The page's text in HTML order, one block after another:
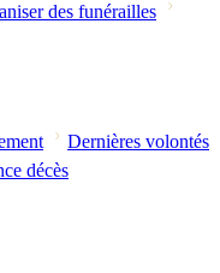
des funérailles
Dernières volontés
décès